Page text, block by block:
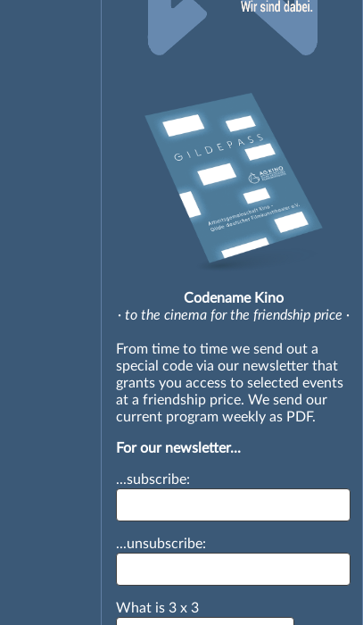
Codename Kino
· to the cinema for the friendship price ·
From time to time we send out a
special code via our newsletter that
grants you access to selected events
at a friendship price. We send our
current program weekly as PDF.
For our newsletter...
...subscribe:
...unsubscribe:
What is3 x 3